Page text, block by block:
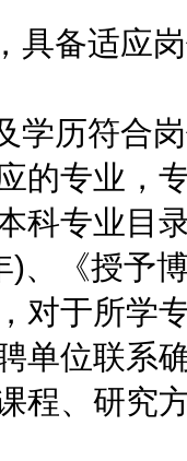
备适应岗
历符合岗
的专业，
科专业目
)、《授予
对于所学
单位联系
程、研究